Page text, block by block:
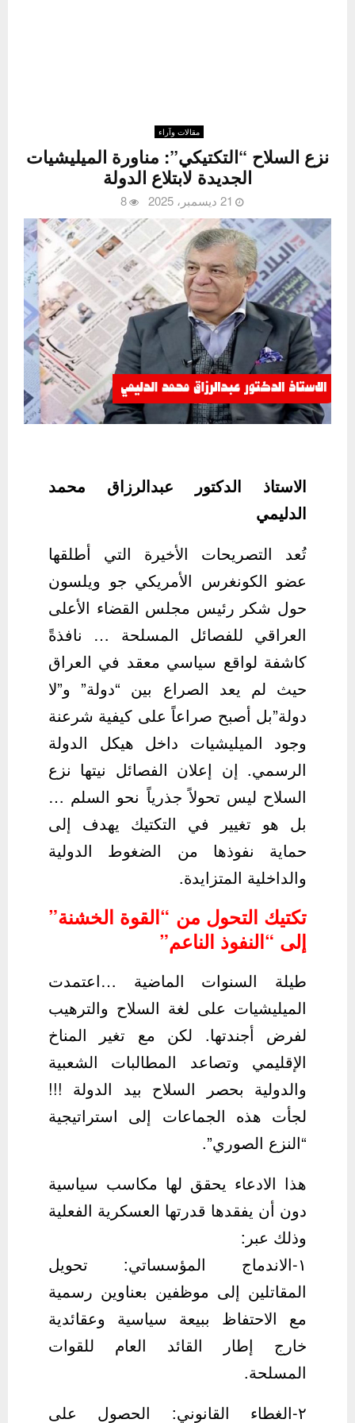
مقالات وآراء
نزع السلاح “التكتيكي”: مناورة الميليشيات
الجديدة لابتلاع الدولة
21 ديسمبر، 2025 8
الاستاذ الدكتور عبدالرزاق محمد
الدليمي
تُعد التصريحات الأخيرة التي أطلقها
عضو الكونغرس الأمريكي جو ويلسون
حول شكر رئيس مجلس القضاء الأعلى
العراقي للفصائل المسلحة … نافذةً
كاشفة لواقع سياسي معقد في العراق
حيث لم يعد الصراع بين “دولة” و”لا
دولة”بل أصبح صراعاً على كيفية شرعنة
وجود الميليشيات داخل هيكل الدولة
الرسمي. إن إعلان الفصائل نيتها نزع
السلاح ليس تحولاً جذرياً نحو السلم …
بل هو تغيير في التكتيك يهدف إلى
حماية نفوذها من الضغوط الدولية
والداخلية المتزايدة.
تكتيك التحول من “القوة الخشنة”
إلى “النفوذ الناعم”
طيلة السنوات الماضية …اعتمدت
الميليشيات على لغة السلاح والترهيب
لفرض أجندتها. لكن مع تغير المناخ
الإقليمي وتصاعد المطالبات الشعبية
والدولية بحصر السلاح بيد الدولة !!!
لجأت هذه الجماعات إلى استراتيجية
“النزع الصوري”.
هذا الادعاء يحقق لها مكاسب سياسية
دون أن يفقدها قدرتها العسكرية الفعلية
وذلك عبر:
١-الاندماج المؤسساتي: تحويل
المقاتلين إلى موظفين بعناوين رسمية
مع الاحتفاظ ببيعة سياسية وعقائدية
خارج إطار القائد العام للقوات
المسلحة.
٢-الغطاء القانوني: الحصول على